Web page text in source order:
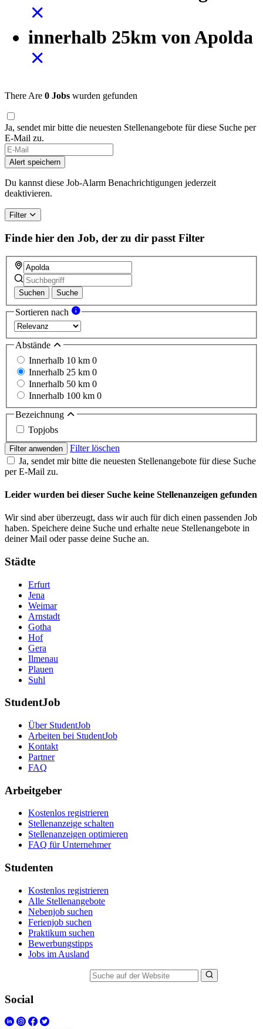
innerhalb 25km von Apolda
There Are 0 Jobs wurden gefunden
Ja, sendet mir bitte die neuesten Stellenangebote für diese Suche per
E-Mail zu.
If
you
are
a
human,
this
field
Alert speichern
Du kannst diese Job-Alarm Benachrichtigungen jederzeit
deaktivieren.
Filter
Finde hier den Job, der zu dir passt Filter
Suchen Suche
Sortieren nach
Abstände
Innerhalb 10 km 0
Innerhalb 25 km 0
Innerhalb 50 km 0
Innerhalb 100 km 0
Bezeichnung
Topjobs
Filter anwenden
Filter löschen
Ja, sendet mir bitte die neuesten Stellenangebote für diese Suche
per E-Mail zu.
Leider wurden bei dieser Suche keine Stellenanzeigen gefunden
Wir sind aber überzeugt, dass wir auch für dich einen passenden Job
haben. Speichere deine Suche und erhalte neue Stellenangebote in
deiner Mail oder passe deine Suche an.
Städte
Erfurt
Jena
Weimar
Arnstadt
Gotha
Hof
Gera
Ilmenau
Plauen
Suhl
StudentJob
Über StudentJob
Arbeiten bei StudentJob
Kontakt
Partner
FAQ
Arbeitgeber
Kostenlos registrieren
Stellenanzeige schalten
Stellenanzeigen optimieren
FAQ für Unternehmer
Studenten
Kostenlos registrieren
Alle Stellenangebote
Nebenjob suchen
Ferienjob suchen
Praktikum suchen
Bewerbungstipps
Jobs im Ausland
Social